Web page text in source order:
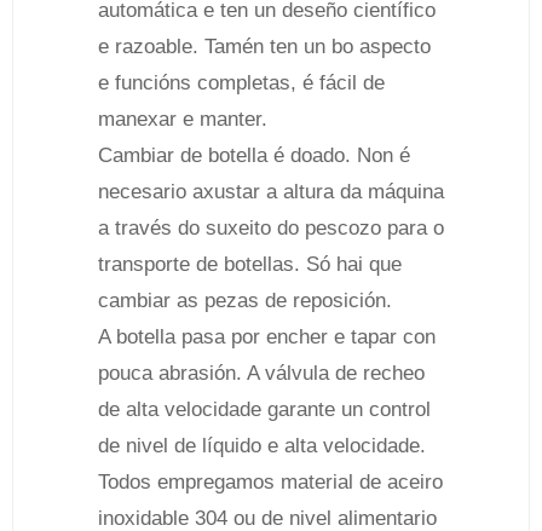
automática e ten un deseño científico
e razoable. Tamén ten un bo aspecto
e funcións completas, é fácil de
manexar e manter.
Cambiar de botella é doado. Non é
necesario axustar a altura da máquina
a través do suxeito do pescozo para o
transporte de botellas. Só hai que
cambiar as pezas de reposición.
A botella pasa por encher e tapar con
pouca abrasión. A válvula de recheo
de alta velocidade garante un control
de nivel de líquido e alta velocidade.
Todos empregamos material de aceiro
inoxidable 304 ou de nivel alimentario